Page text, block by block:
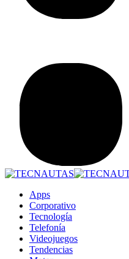
Apps
Corporativo
Tecnología
Telefonía
Videojuegos
Tendencias